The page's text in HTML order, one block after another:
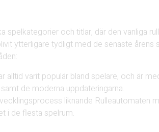
spelkategorier och titlar, där den vanliga
ytterligare tydligt med de senaste årens
alltid varit populär bland spelare, och är
de moderna uppdateringarna.
liknande Rulleautomaten
i de flesta spelrum.